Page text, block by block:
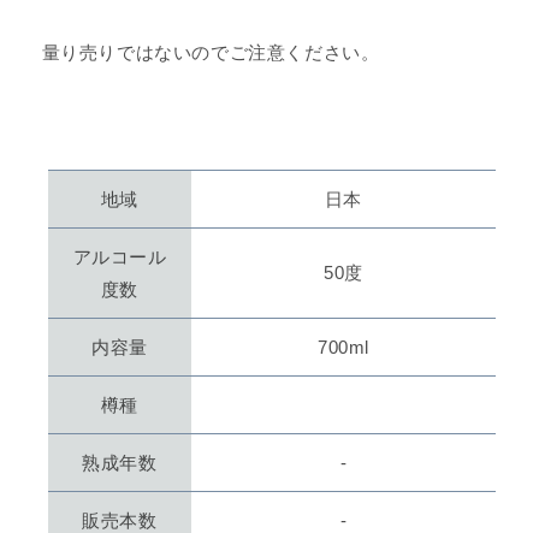
量り売りではないのでご注意ください。
地域 日本
アルコール
度数
50度
内容量 700ml
樽種
熟成年数 -
販売本数 -